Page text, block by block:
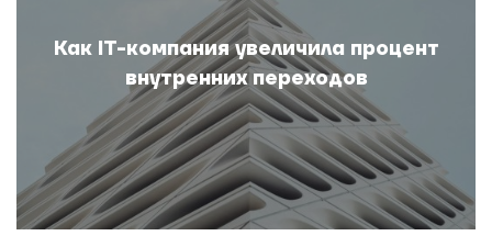
Как IT-компания увеличила процент
внутренних переходов